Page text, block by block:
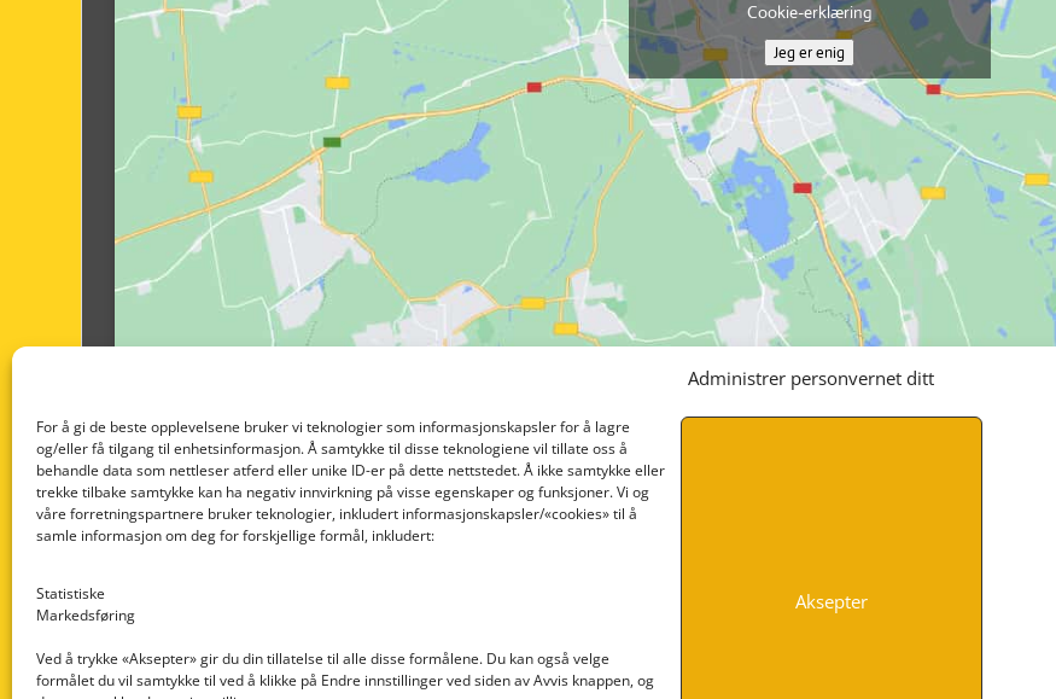
Administrer personvernet ditt
For å gi de beste opplevelsene bruker vi teknologier som informasjonskapsler for å lagre
og/eller få tilgang til enhetsinformasjon. Å samtykke til disse teknologiene vil tillate oss å
behandle data som nettleser atferd eller unike ID-er på dette nettstedet. Å ikke samtykke eller
trekke tilbake samtykke kan ha negativ innvirkning på visse egenskaper og funksjoner. Vi og
våre forretningspartnere bruker teknologier, inkludert informasjonskapsler/«cookies» til å
samle informasjon om deg for forskjellige formål, inkludert:
Statistiske
Markedsføring
Ved å trykke «Aksepter» gir du din tillatelse til alle disse formålene. Du kan også velge
formålet du vil samtykke til ved å klikke på Endre innstillinger ved siden av Avvis knappen, og
Aksepter
Cookie-erklæring
Jeg er enig
Nedre Nøttveit 60, 5238 Rådal
INFORMASJON